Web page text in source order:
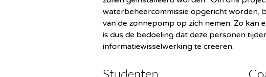
waterbeheercommissie opgericht worden,
van de zonnepomp op zich nemen. Zo
is dus de bedoeling dat deze personen
informatiewisselwerking te creëren.
Studenten